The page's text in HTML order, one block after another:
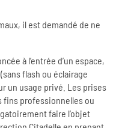
il est demandé de ne
à l’entrée d’un espace,
flash ou éclairage
un usage privé. Les prises
fins professionnelles ou
faire l’objet